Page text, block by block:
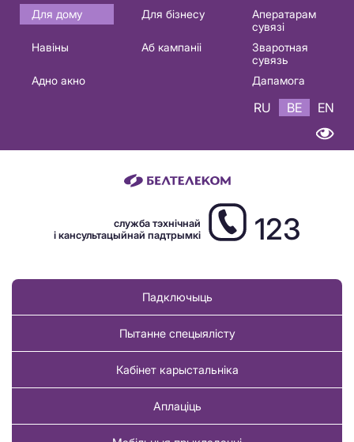
Основная
навигация
Для дому Для бізнесу
Аператарам
сувязі
Навіны
Аб кампаніі
Зваротная
сувязь
Адно акно
Дапамога
RU BE EN
служба тэхнічнай
і кансультацыйнай падтрымкі
123
Падключыць
Пытанне спецыялісту
Кабінет карыстальніка
Аплаціць